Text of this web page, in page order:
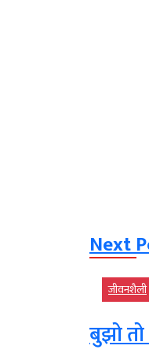
Next
जीवनशैली
बुझो